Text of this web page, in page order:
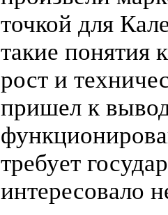
точкой для
такие понятия
рост и
пришел к
требует
интересовало